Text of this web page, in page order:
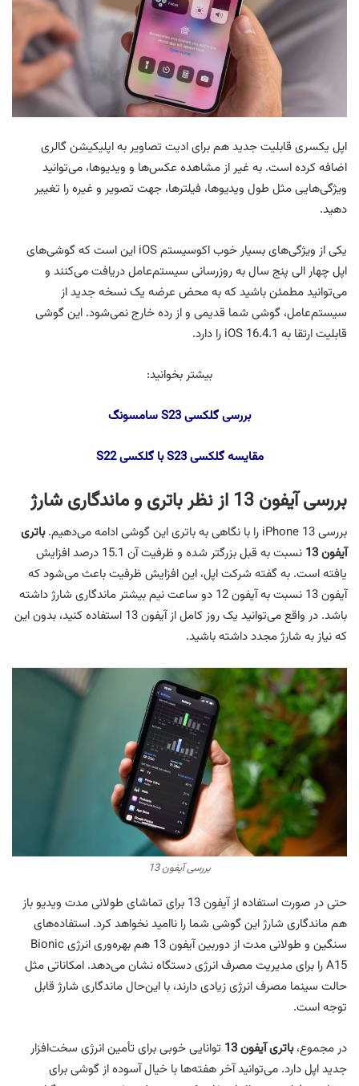
اپل یکسری قابلیت جدید هم برای ادیت تصاویر به اپلیکیشن گالری
اضافه کرده است. به غیر از مشاهده عکس‌ها و ویدیوها، می‌توانید
ویژگی‌هایی مثل طول ویدیوها، فیلترها، جهت تصویر و غیره را تغییر
دهید.
یکی از ویژگی‌های بسیار خوب اکوسیستم iOS این است که گوشی‌های
اپل چهار الی پنج سال به روزرسانی سیستم‌عامل دریافت می‌کنند و
می‌توانید مطمئن باشید که به محض عرضه یک نسخه جدید از
سیستم‌عامل، گوشی شما قدیمی و از رده خارج نمی‌شود. این گوشی
قابلیت ارتقا به iOS 16.4.1 را دارد.
بیشتر بخوانید:
بررسی گلکسی S23 سامسونگ
مقایسه گلکسی S23 با گلکسی S22
بررسی آیفون 13 از نظر باتری و ماندگاری شارژ
بررسی iPhone 13 را با نگاهی به باتری این گوشی ادامه می‌دهیم.
باتری
آیفون 13
نسبت به قبل بزرگتر شده و ظرفیت آن 15.1 درصد افزایش
یافته است. به گفته شرکت اپل، این افزایش ظرفیت باعث می‌شود که
آیفون 13 نسبت به آیفون 12 دو ساعت نیم بیشتر ماندگاری شارژ داشته
باشد. در واقع می‌توانید یک روز کامل از آیفون 13 استفاده کنید، بدون این
که نیاز به شارژ مجدد داشته باشید.
بررسی آیفون 13
حتی در صورت استفاده از آیفون 13 برای تماشای طولانی مدت ویدیو باز
هم ماندگاری شارژ این گوشی شما را ناامید نخواهد کرد. استفاده‌های
سنگین و طولانی مدت از دوربین آیفون 13 هم بهره‌وری انرژی Bionic
A15 را برای مدیریت مصرف انرژی دستگاه نشان می‌دهد. امکاناتی مثل
حالت سینما مصرف انرژی زیادی دارند، با این‌‌حال ماندگاری شارژ قابل
توجه است.
در مجموع،باتری آیفون 13
توانایی خوبی برای تأمین انرژی سخت‌افزار
جدید اپل دارد. می‌توانید آخر هفته‌ها با خیال آسوده از گوشی برای